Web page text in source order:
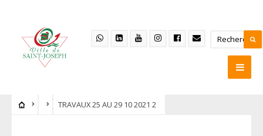
TRAVAUX 25 AU 29 10 2021 2